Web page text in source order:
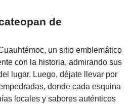
de
un sitio emblemático
con la historia, admirando sus
lugar. Luego, déjate llevar por
donde cada esquina
locales y sabores auténticos